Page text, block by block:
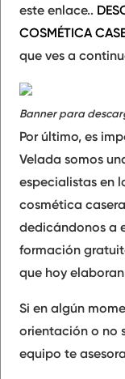
este enlace..
COSMÉTICA
que ves a
Banner para
Por último, es
Velada somos
especialistas en
cosmética
dedicándonos a
formación
que hoy
Si en algún
orientación o no
equipo te